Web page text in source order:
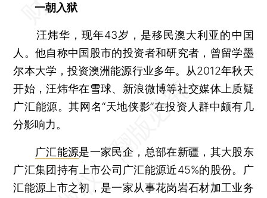
一朝入狱
汪炜华，现年43岁，是移民澳大利亚的中国
人。他自称中国股市的投资者和研究者，曾留学墨
尔本大学，投资澳洲能源行业多年。从2012年秋天
开始，汪炜华在雪球、新浪微博等社交媒体上质疑
广汇能源。其网名“天地侠影”在投资人群中颇有几
分影响力。
广汇能源是一家民企，总部在新疆，其大股东
广汇集团持有上市公司广汇能源近45%的股份。广
汇能源上市之初，是一家从事花岗岩石材加工业务